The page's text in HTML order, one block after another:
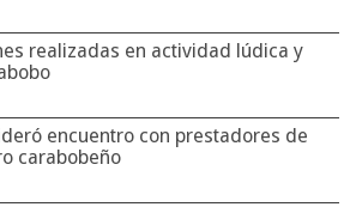
realizadas en actividad lúdica y
encuentro con prestadores de
carabobeño